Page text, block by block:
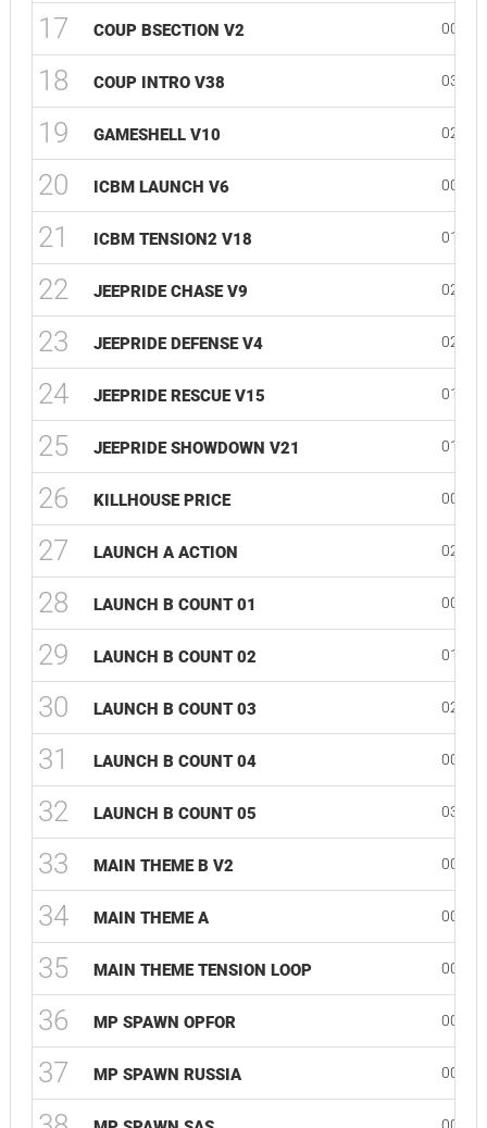
17 COUP BSECTION V2 00:48
18 COUP INTRO V38 03:31
19 GAMESHELL V10 02:15
20 ICBM LAUNCH V6 00:44
21 ICBM TENSION2 V18 01:43
22 JEEPRIDE CHASE V9 02:46
23 JEEPRIDE DEFENSE V4 02:15
24 JEEPRIDE RESCUE V15 01:15
25 JEEPRIDE SHOWDOWN V21 01:41
26 KILLHOUSE PRICE 00:53
27 LAUNCH A ACTION 02:18
28 LAUNCH B COUNT 01 00:42
29 LAUNCH B COUNT 02 01:37
30 LAUNCH B COUNT 03 02:23
31 LAUNCH B COUNT 04 00:54
32 LAUNCH B COUNT 05 03:17
33 MAIN THEME B V2 00:23
34 MAIN THEME A 00:27
35 MAIN THEME TENSION LOOP 00:46
36 MP SPAWN OPFOR 00:07
37 MP SPAWN RUSSIA 00:09